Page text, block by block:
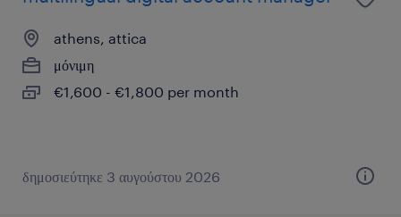
athens, attica
μόνιμη
€1,600 - €1,800 per month
δημοσιεύτηκε 3 αυγούστου 2026